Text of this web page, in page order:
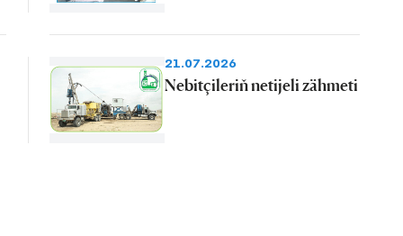
21.07.2026
Nebitçileriň netijeli zähmeti